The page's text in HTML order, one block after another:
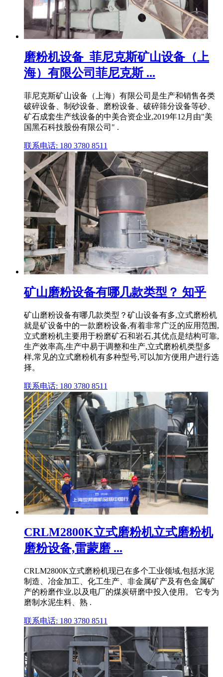
磨粉机设备_菲尼克斯矿山设备（上
海）有限公司菲尼克斯 ...
菲尼克斯矿山设备（上海）有限公司是生产和销售各类
破碎设备、制砂设备、磨粉设备、破碎筛分设备等砂、
矿石成套生产线设备的中美合资企业,2019年12月由"美
国黑石科技股份有限公司" .
联系电话: 180 3780 8511
矿山磨粉设备有哪几款类型？ 知乎
矿山磨粉设备有哪几款类型？矿山设备有多,立式磨粉机
就是矿设备中的一款磨粉设备,有着非常广泛的应用范围,
立式磨粉机主要用于粉磨矿石和岩石,其优点是结构可靠,
生产效率高,生产中易于调整和生产,立式磨粉机类型多
样,常见的立式磨粉机有多种型号,可以加方便用户进行选
择。
联系电话: 180 3780 8511
CRLM2800K立式磨粉机立式磨粉机
磨粉设备,雷蒙磨 ...
CRLM2800K立式磨粉机现已在多个工业领域,包括水泥
制造、冶金加工、化工生产、非金属矿产及有色金属矿
产的粉磨作业,以及电厂的煤炭研磨中投入使用。 它专为
磨制水泥生料、熟 .
联系电话: 180 3780 8511